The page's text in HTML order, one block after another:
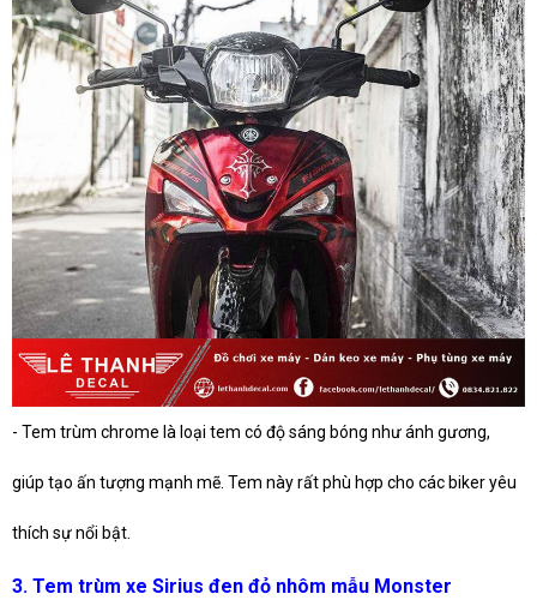
- Tem trùm chrome là loại tem có độ sáng bóng như ánh gương,
giúp tạo ấn tượng mạnh mẽ. Tem này rất phù hợp cho các biker yêu
thích sự nổi bật.
3. Tem trùm xe Sirius đen đỏ nhôm mẫu Monster